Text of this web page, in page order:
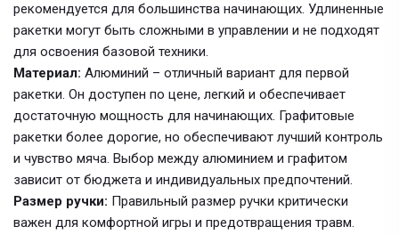
рекомендуется для большинства начинающих. Удлиненные
ракетки могут быть сложными в управлении и не подходят
для освоения базовой техники.
Материал: Алюминий – отличный вариант для первой
ракетки. Он доступен по цене, легкий и обеспечивает
достаточную мощность для начинающих. Графитовые
ракетки более дорогие, но обеспечивают лучший контроль
и чувство мяча. Выбор между алюминием и графитом
зависит от бюджета и индивидуальных предпочтений.
Размер ручки: Правильный размер ручки критически
важен для комфортной игры и предотвращения травм.